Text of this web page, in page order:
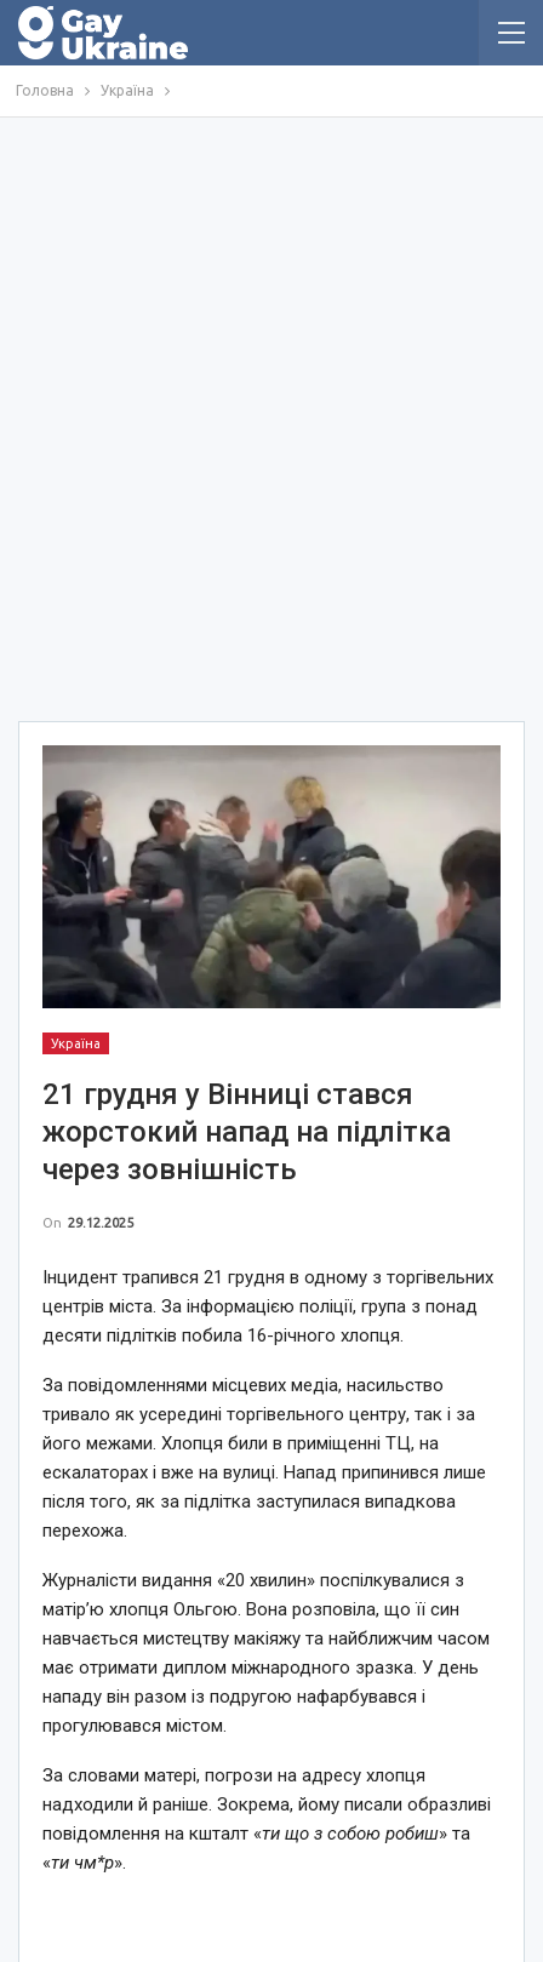
Головна Україна
Україна
21 грудня у Вінниці стався
жорстокий напад на підлітка
через зовнішність
On 29.12.2025
Інцидент трапився 21 грудня в одному з торгівельних
центрів міста. За інформацією поліції, група з понад
десяти підлітків побила 16-річного хлопця.
За повідомленнями місцевих медіа, насильство
тривало як усередині торгівельного центру, так і за
його межами. Хлопця били в приміщенні ТЦ, на
ескалаторах і вже на вулиці. Напад припинився лише
після того, як за підлітка заступилася випадкова
перехожа.
Журналісти видання «20 хвилин» поспілкувалися з
матір’ю хлопця Ольгою. Вона розповіла, що її син
навчається мистецтву макіяжу та найближчим часом
має отримати диплом міжнародного зразка. У день
нападу він разом із подругою нафарбувався і
прогулювався містом.
За словами матері, погрози на адресу хлопця
надходили й раніше. Зокрема, йому писали образливі
повідомлення на кшталт «ти що з собою робиш» та
«ти чм*р».